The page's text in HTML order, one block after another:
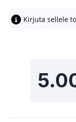
Kirjuta sellele